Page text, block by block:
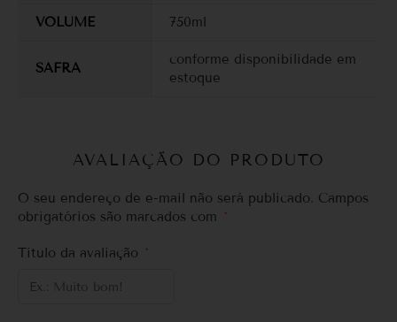
VOLUME 750ml
SAFRA
conforme disponibilidade em
estoque
AVALIAÇÃO DO PRODUTO
O seu endereço de e-mail não será publicado. Campos
obrigatórios são marcados com
*
Título da avaliação *